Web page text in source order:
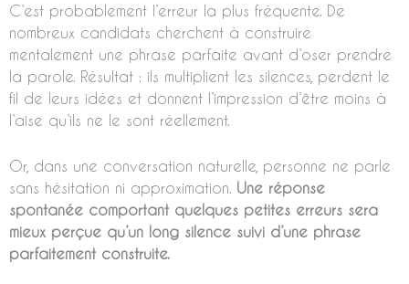
C’est probablement l’erreur la plus fréquente. De
nombreux candidats cherchent à construire
mentalement une phrase parfaite avant d’oser prendre
la parole. Résultat : ils multiplient les silences, perdent le
fil de leurs idées et donnent l’impression d’être moins à
l’aise qu’ils ne le sont réellement.
Or, dans une conversation naturelle, personne ne parle
sans hésitation ni approximation. Une réponse
spontanée comportant quelques petites erreurs sera
mieux perçue qu’un long silence suivi d’une phrase
parfaitement construite.